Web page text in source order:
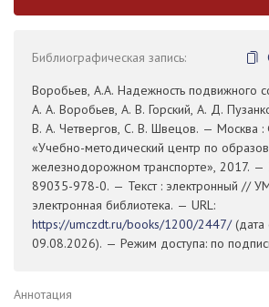
Библиографическая запись:
Воробьев, А.А. Надежность подвижного
А. А. Воробьев, А. В. Горский, А. Д.
В. А. Четвергов, С. В. Швецов. — Москва
«Учебно-методический центр по
железнодорожном транспорте», 2017.
89035-978-0. — Текст : электронный //
электронная библиотека. — URL:
https://umczdt.ru/books/1200/2447/(дата
09.08.2026). — Режим доступа: по
Аннотация